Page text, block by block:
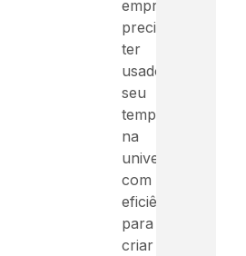
emprego,
precisará
ter
usado
seu
tempo
na
universidade
com
eficiência
para
criar